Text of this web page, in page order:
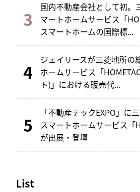
国内不動産会社として初。
マートホームサービス「
スマートホームの国際標...
ジェイリースが三菱地所の
ホームサービス「
ト)」における販売代...
「不動産テックEXPO」に
スマートホームサービス「
が出展・登壇
List